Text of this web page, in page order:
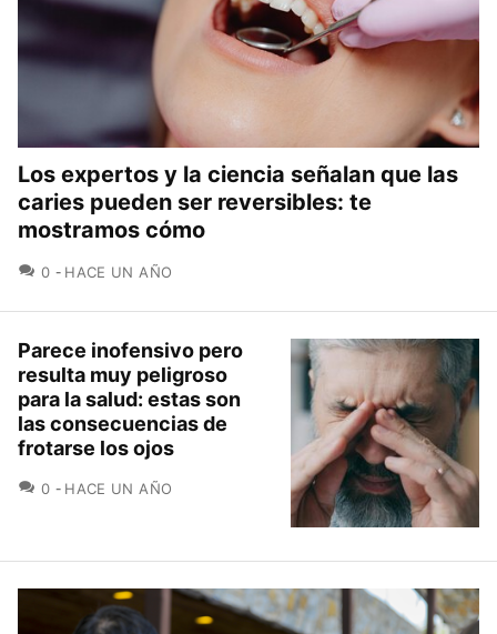
Los expertos y la ciencia señalan que las
caries pueden ser reversibles: te
mostramos cómo
0 COMENTARIOS
HACE UN AÑO
Parece inofensivo pero
resulta muy peligroso
para la salud: estas son
las consecuencias de
frotarse los ojos
0 COMENTARIOS
HACE UN AÑO